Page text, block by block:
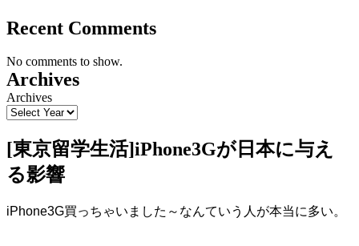
Recent Comments
No comments to show.
Archives
Archives
[東京留学生活]iPhone3Gが日本に与え
る影響
iPhone3G買っちゃいました～なんていう人が本当に多い。